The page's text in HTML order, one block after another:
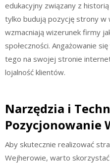
edukacyjny związany z
tylko budują pozycję strony w
wzmacniają wizerunek firmy
społeczności. Angażowanie
tego na swojej stronie
lojalność klientów.
Narzędzia i
Pozycjonowanie
Aby skutecznie realizować
Wejherowie, warto